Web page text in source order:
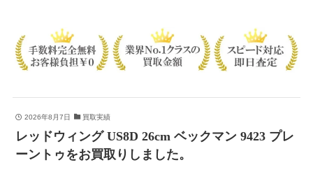
2026年8月7日 買取実績
レッドウィング US8D 26cm ベックマン 9423 プレ
ーントゥをお買取りしました。